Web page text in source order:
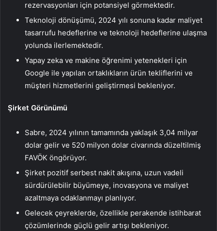
rezervasyonları için potansiyel görmektedir.
Teknoloji dönüşümü, 2024 yılı sonuna kadar maliyet
tasarrufu hedeflerine ve teknoloji hedeflerine ulaşma
yolunda ilerlemektedir.
Yapay zeka ve makine öğrenimi yetenekleri için
Google ile yapılan ortaklıkların ürün tekliflerini ve
müşteri hizmetlerini geliştirmesi bekleniyor.
Şirket Görünümü
Sabre, 2024 yılının tamamında yaklaşık 3,04 milyar
dolar gelir ve 520 milyon dolar civarında düzeltilmiş
FAVÖK öngörüyor.
Şirket pozitif serbest nakit akışına, uzun vadeli
sürdürülebilir büyümeye, inovasyona ve maliyet
azaltmaya odaklanmayı planlıyor.
Gelecek çeyreklerde, özellikle perakende istihbarat
çözümlerinde güçlü gelir artışı bekleniyor.